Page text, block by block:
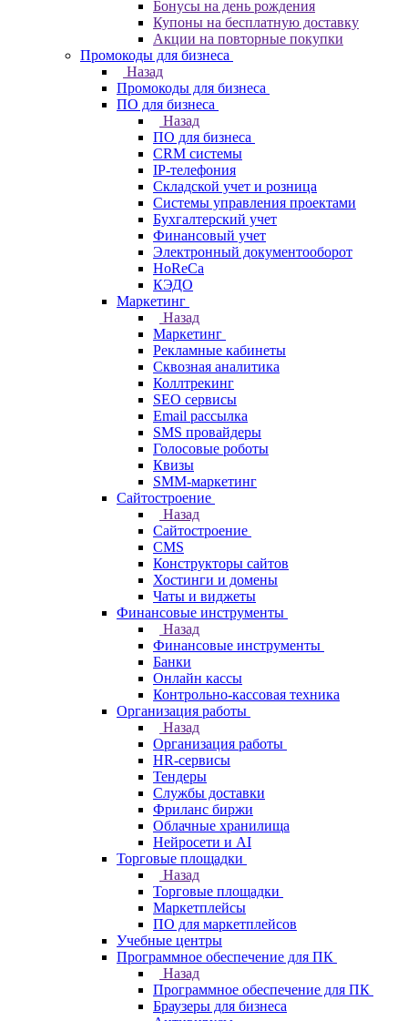
Бонусы на день рождения
Купоны на бесплатную доставку
Акции на повторные покупки
Промокоды для бизнеса
Назад
Промокоды для бизнеса
ПО для бизнеса
Назад
ПО для бизнеса
CRM системы
IP-телефония
Складской учет и розница
Системы управления проектами
Бухгалтерский учет
Финансовый учет
Электронный документооборот
HoReCa
КЭДО
Маркетинг
Назад
Маркетинг
Рекламные кабинеты
Cквозная аналитика
Коллтрекинг
SEO сервисы
Email расcылка
SMS провайдеры
Голосовые роботы
Квизы
SMM-маркетинг
Сайтостроение
Назад
Сайтостроение
CMS
Конструкторы сайтов
Хостинги и домены
Чаты и виджеты
Финансовые инструменты
Назад
Финансовые инструменты
Банки
Онлайн кассы
Контрольно-кассовая техника
Организация работы
Назад
Организация работы
HR-сервисы
Тендеры
Службы доставки
Фриланс биржи
Облачные хранилища
Нейросети и AI
Торговые площадки
Назад
Торговые площадки
Маркетплейсы
ПО для маркетплейсов
Учебные центры
Программное обеспечение для ПК
Назад
Программное обеспечение для ПК
Браузеры для бизнеса